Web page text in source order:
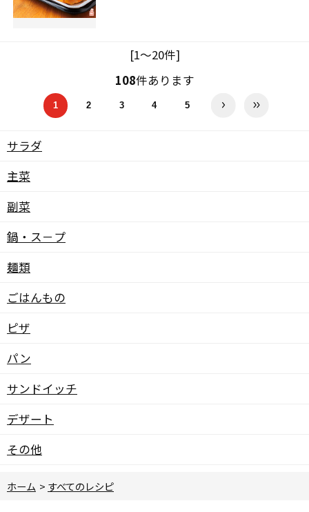
[1～20件]
108件あります
1 2 3 4 5
サラダ
主菜
副菜
鍋・ス－プ
麺類
ごはんもの
ピザ
パン
サンドイッチ
デザート
その他
ホーム > すべてのレシピ